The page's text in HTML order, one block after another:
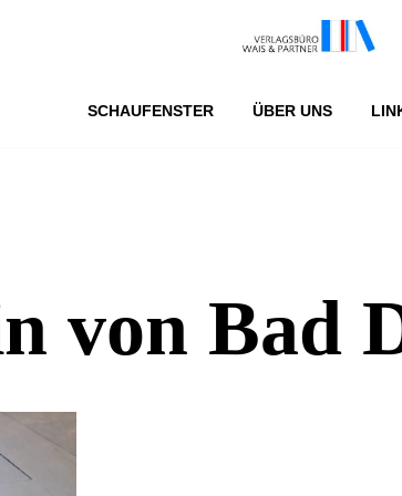
SCHAUFENSTER ÜBER UNS
von Bad